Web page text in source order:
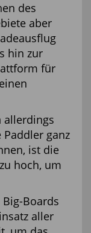
des
aber
hin zur
für
allerdings
ganz
ist die
hoch, um
Boards
aller